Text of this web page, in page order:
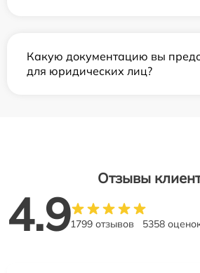
Какую документацию вы
для юридических лиц?
Отзывы
4.91799 отзывов 5358